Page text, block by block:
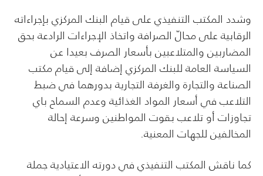
وشدد المكتب التنفيذي على قيام البنك المركزي بإجراءاته
الرقابية على محالّ الصرافة واتخاذ الإجراءات الرادعة بحق
المضاربين والمتلاعبين بأسعار الصرف بعيدا عن
السياسة العامة للبنك المركزي إضافة إلى قيام مكتب
الصناعة والتجارة والغرفة التجارية بدورهما في ضبط
التلاعب في أسعار المواد الغذائية وعدم السماح باي
تجاوزات أو تلاعب بقوت المواطنين وسرعة إحالة
المخالفين للجهات المعنية.
كما ناقش المكتب التنفيذي في دورته الاعتيادية جملة